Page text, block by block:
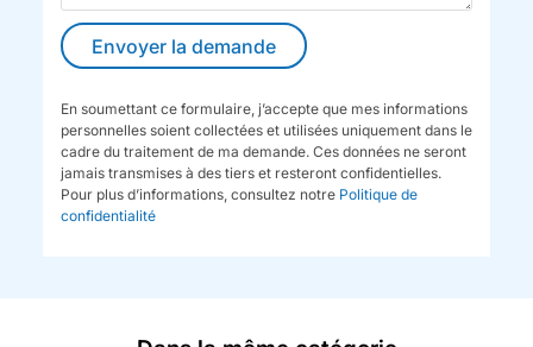
En soumettant ce formulaire, j’accepte que mes informations
personnelles soient collectées et utilisées uniquement dans le
cadre du traitement de ma demande. Ces données ne seront
jamais transmises à des tiers et resteront confidentielles.
Pour plus d’informations, consultez notre Politique de
confidentialité